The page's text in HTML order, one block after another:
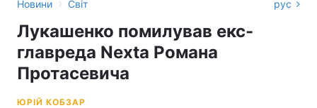
Новини Світ рус
Лукашенко помилував екс-
главреда Nexta Романа
Протасевича
ЮРІЙ КОБЗАР